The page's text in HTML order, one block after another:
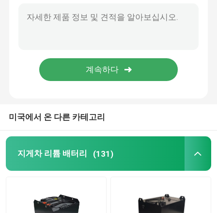
전기 드릴 리튬 배터리
리튬 배터리 모듈
미국에서 온 다른 카테고리
지게차 리튬 배터리 (131)